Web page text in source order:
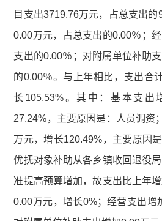
目支出3719.76万元，占总支出
0.00万元，占总支出的0.00％；
支出的0.00％；对附属单位补助
的0.00％。与上年相比，支出合
长105.53%。其中：基本支出
27.24%，主要原因是：人员调资
万元，增长120.49%，主要原因
优抚对象补助从各乡镇收回退役
准提高预算增加，故支出比上年
0.00万元，增长0%；经营支出增